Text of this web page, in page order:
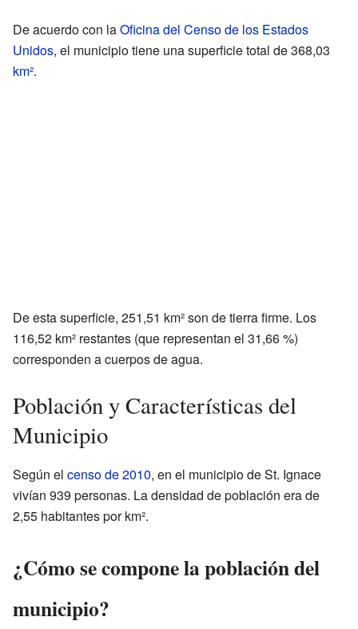
De acuerdo con laOficina del Censo de los Estados
Unidos, el municipio tiene una superficie total de 368,03
km².
De esta superficie, 251,51 km² son de tierra firme. Los
116,52 km² restantes (que representan el 31,66 %)
corresponden a cuerpos de agua.
Población y Características del
Municipio
Según el censo de 2010, en el municipio de St. Ignace
vivían 939 personas. La densidad de población era de
2,55 habitantes por km².
¿Cómo se compone la población del
municipio?